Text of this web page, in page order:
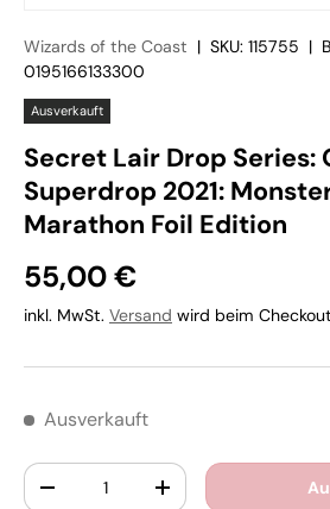
Wizards of the Coast | SKU: 115755 |
0195166133300
Ausverkauft
Secret Lair Drop Series:
Superdrop 2021:
Marathon Foil Edition
55,00 €
inkl. MwSt. Versand wird beim
Ausverkauft
Anzahl
+